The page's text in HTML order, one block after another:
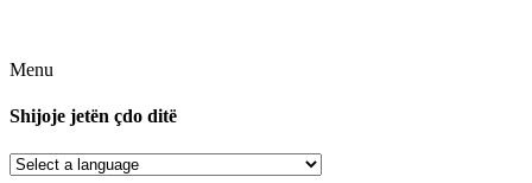
Menu
Shijoje jetën çdo ditë